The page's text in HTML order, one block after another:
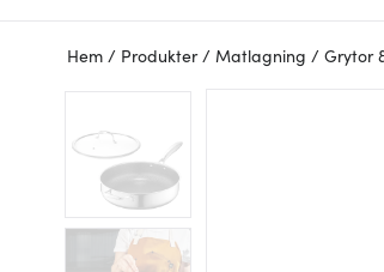
Hem / Produkter / Matlagning / Grytor